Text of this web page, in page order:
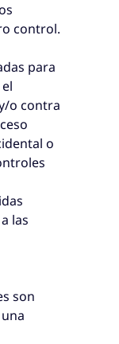
control.
para
o contra
o
las
son